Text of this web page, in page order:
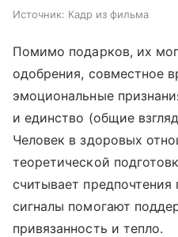
Источник: Кадр из фильма
Помимо подарков, их
одобрения, совместное
эмоциональные
и единство (общие
Человек в здоровых
теоретической
считывает
сигналы помогают
привязанность и тепло.